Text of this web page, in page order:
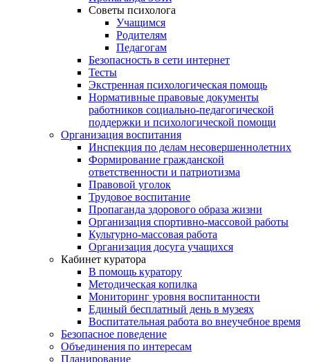
Советы психолога
Учащимся
Родителям
Педагогам
Безопасность в сети интернет
Тесты
Экстренная психологическая помощь
Нормативные правовые документы
работников социально-педагогической
поддержки и психологической помощи
Организация воспитания
Инспекция по делам несовершеннолетних
Формирование гражданской
ответственности и патриотизма
Правовой уголок
Трудовое воспитание
Пропаганда здорового образа жизни
Организация спортивно-массовой работы
Культурно-массовая работа
Организация досуга учащихся
Кабинет куратора
В помощь куратору
Методическая копилка
Мониторинг уровня воспитанности
Единый бесплатный день в музеях
Воспитательная работа во внеучебное время
Безопасное поведение
Объединения по интересам
Планирование